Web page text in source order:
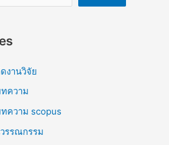
งานวิจัย
ความ
ความ scopus
รรณกรรม